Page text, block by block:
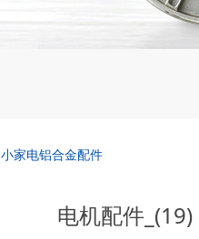
小家电铝合金配件
电机配件_(19)